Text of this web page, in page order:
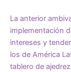
La anterior
implementación
intereses y
los de América
tablero de